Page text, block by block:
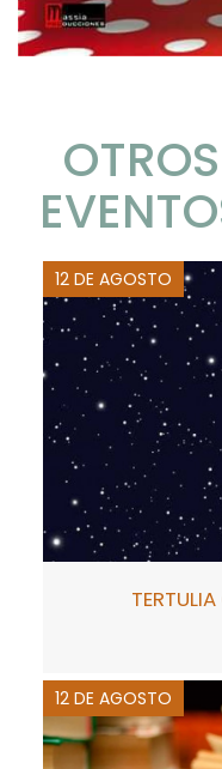
12 DE AGOSTO
12 DE AGOSTO